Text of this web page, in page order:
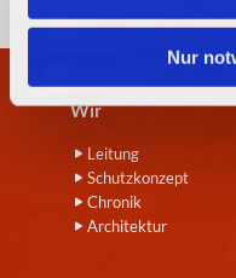
l
Nur
Wir
Leitung
Schutzkonzept
Chronik
Architektur